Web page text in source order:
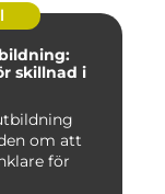
skillnad i
om att
för